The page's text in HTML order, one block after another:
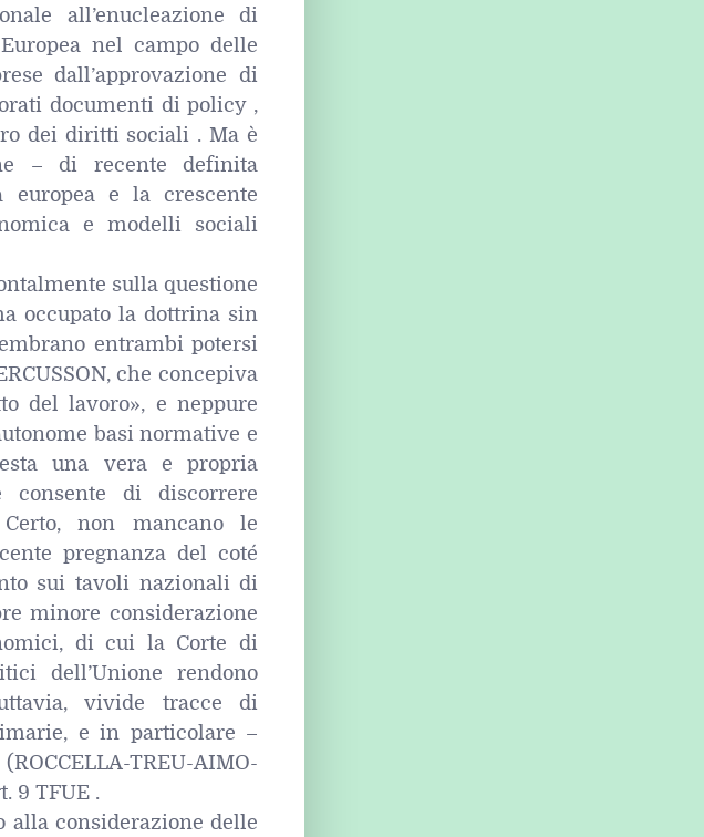
all’enucleazione di
nel campo delle
dall’approvazione di
documenti di policy ,
dei diritti sociali . Ma è
– di recente definita
europea e la crescente
e modelli sociali
sulla questione
occupato la dottrina sin
entrambi potersi
che concepiva
del lavoro», e neppure
basi normative e
una vera e propria
di discorrere
non mancano le
pregnanza del coté
sui tavoli nazionali di
minore considerazione
di cui la Corte di
dell’Unione rendono
vivide tracce di
e in particolare –
TREU-AIMO-
9 TFUE .
alla considerazione delle